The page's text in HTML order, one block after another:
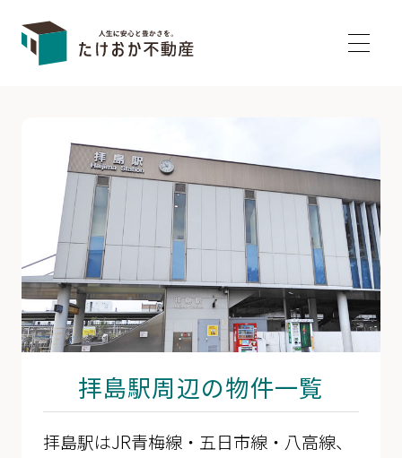
拝島駅周辺の物件一覧
拝島駅はJR青梅線・五日市線・八高線、